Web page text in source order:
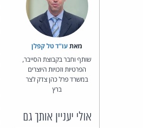
מאת‏עו"ד טל קפלן
שותף וחבר בקבוצת הסייבר,
הפרטיות וזכויות היוצרים
במשרד פרל כהן צדק לצר
ברץ
אולי יעניין אותך גם